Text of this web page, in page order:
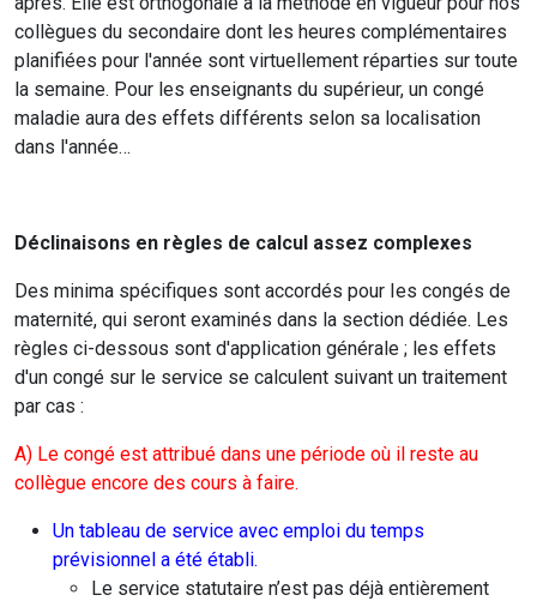
collègues du secondaire dont les heures complémentaires
planifiées pour l'année sont virtuellement réparties sur toute
la semaine. Pour les enseignants du supérieur, un congé
maladie aura des effets différents selon sa localisation
dans l'année…
Déclinaisons en règles de calcul assez complexes
Des minima spécifiques sont accordés pour Ies congés de
maternité, qui seront examinés dans la section dédiée. Les
règles ci-dessous sont d'application générale ; les effets
d'un congé sur le service se calculent suivant un traitement
par cas :
A) Le congé est attribué dans une période où il reste au
collègue encore des cours à faire.
Un tableau de service avec emploi du temps
prévisionnel a été établi.
Le service statutaire n’est pas déjà entièrement